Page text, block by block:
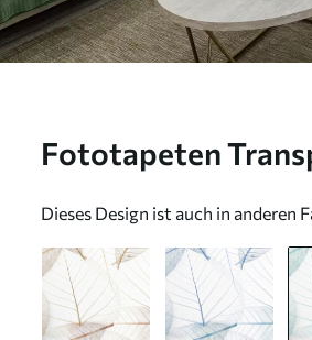
Fototapeten
Dieses Design ist auch in anderen